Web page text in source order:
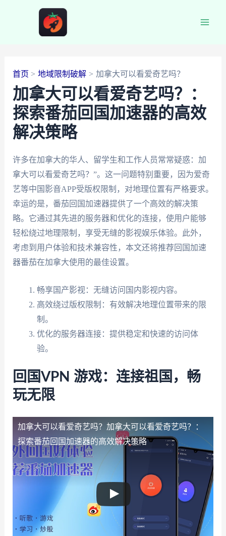
首页 地域限制破解 加拿大可以看爱奇艺吗？
加拿大可以看爱奇艺吗？：
探索番茄回国加速器的高效
解决策略
许多在加拿大的华人、留学生和工作人员常常疑惑：加
拿大可以看爱奇艺吗？”。这一问题特别重要，因为爱奇
艺等中国影音APP受版权限制，对地理位置有严格要求。
幸运的是，番茄回国加速器提供了一个高效的解决策
略。它通过其先进的服务器和优化的连接，使用户能够
轻松绕过地理限制，享受无缝的影视娱乐体验。此外，
考虑到用户体验和技术兼容性，本文还将推荐回国加速
器番茄在加拿大使用的最佳设置。
畅享国产影视：无缝访问国内影视内容。
高效绕过版权限制：有效解决地理位置带来的限
制。
优化的服务器连接：提供稳定和快速的访问体
验。
回国VPN 游戏：连接祖国，畅
玩无限
加拿大可以看爱奇艺吗？ 加拿大可以看爱奇艺吗？：
探索番茄回国加速器的高效解决策略